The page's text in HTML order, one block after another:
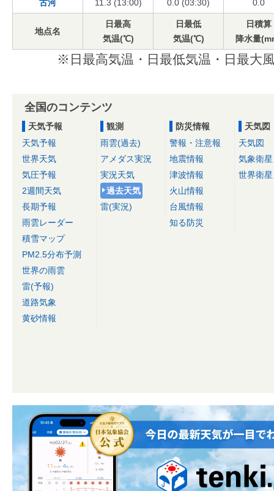
古河 11.3 (13:00) 0.0 (03:30) 0.0
地点名
日最高
気温(℃)
日最低
気温(℃)
日積算
降水量
※日最高気温・日最低気温・日最大
全国のコンテンツ
天気予報
天気予報
世界天気
気圧予報
2週間天気
長期予報
雨雲レーダー
積雪マップ
PM2.5分布予測
世界の雨雲
雷(予報)
道路気象
黄砂情報
観測
雨雲(過去)
アメダス実況
実況天気
過去天気
雷(実況)
防災情報
警報・注意報
地震情報
津波情報
火山情報
台風情報
知る防災
天気図
天気図
気象衛星
世界衛星